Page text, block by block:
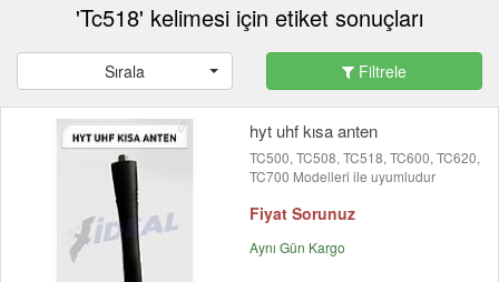
'Tc518' kelimesi için etiket sonuçları
Sırala Filtrele
hyt uhf kısa anten
TC500, TC508, TC518, TC600, TC620,
TC700 Modelleri ile uyumludur
Fiyat Sorunuz
Aynı Gün Kargo